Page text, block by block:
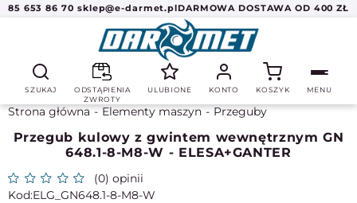
85 653 86 70 sklep@e-darmet.plDARMOWA DOSTAWA OD 400 ZŁ
SZUKAJ
ODSTĄPIENIA
ZWROTY
ULUBIONE KONTO KOSZYK MENU
Strona główna Elementy maszyn Przeguby
Przegub kulowy z gwintem wewnętrznym GN
648.1-8-M8-W - ELESA+GANTER
(0) opinii
ELG_GN648.1-8-M8-W